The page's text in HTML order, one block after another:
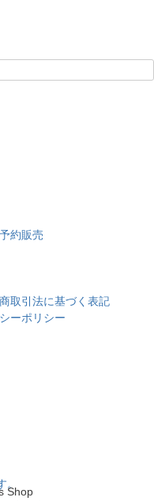
約販売
取引法に基づく表記
ーポリシー